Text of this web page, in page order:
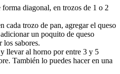
diagonal, en trozos de 1 o 2
cada trozo de pan, agregar el queso
un poquito de queso
los sabores.
llevar al horno por entre 3 y 5
También lo puedes hacer en una